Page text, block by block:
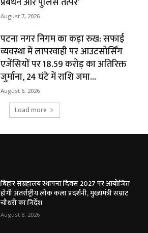
August 7, 2026
पटना नगर निगम का कड़ा रुख: सफाई
व्यवस्था में लापरवाही पर आउटसोर्सिंग
एजेंसियों पर ₹18.59 करोड़ का अतिरिक्त
जुर्माना, 24 घंटे में राशि जमा...
August 6, 2026
Load more
बिहार संग्रहालय स्थापना दिवस 2027 पर आयोजित
होगी अंतर्राष्ट्रीय लोक कला प्रदर्शनी, मुख्यमंत्री सम्राट
चौधरी का निर्देश
August 8, 2026